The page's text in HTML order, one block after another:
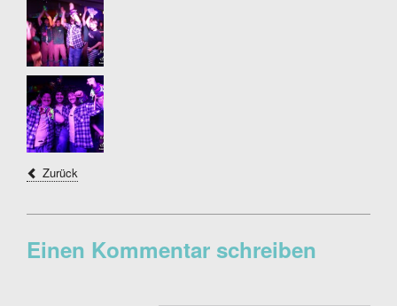
Zurück
Einen Kommentar schreiben